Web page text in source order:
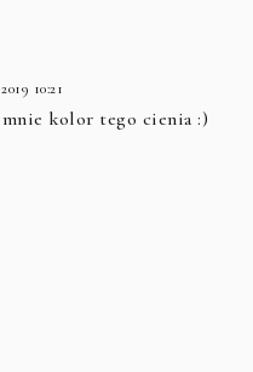
10:21
mnie kolor tego cienia :)